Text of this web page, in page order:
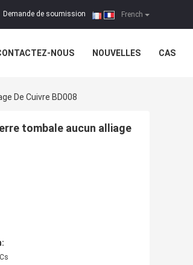
French
Demande de soumission |
NOUS NOUVELLES CAS
De Cuivre BD008
tombale aucun alliage